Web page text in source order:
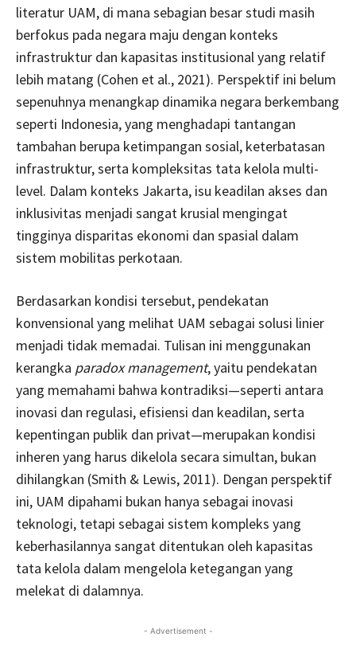
literatur UAM, di mana sebagian besar studi masih
berfokus pada negara maju dengan konteks
infrastruktur dan kapasitas institusional yang relatif
lebih matang (Cohen et al., 2021). Perspektif ini belum
sepenuhnya menangkap dinamika negara berkembang
seperti Indonesia, yang menghadapi tantangan
tambahan berupa ketimpangan sosial, keterbatasan
infrastruktur, serta kompleksitas tata kelola multi-
level. Dalam konteks Jakarta, isu keadilan akses dan
inklusivitas menjadi sangat krusial mengingat
tingginya disparitas ekonomi dan spasial dalam
sistem mobilitas perkotaan.
Berdasarkan kondisi tersebut, pendekatan
konvensional yang melihat UAM sebagai solusi linier
menjadi tidak memadai. Tulisan ini menggunakan
kerangka paradox management, yaitu pendekatan
yang memahami bahwa kontradiksi—seperti antara
inovasi dan regulasi, efisiensi dan keadilan, serta
kepentingan publik dan privat—merupakan kondisi
inheren yang harus dikelola secara simultan, bukan
dihilangkan (Smith & Lewis, 2011). Dengan perspektif
ini, UAM dipahami bukan hanya sebagai inovasi
teknologi, tetapi sebagai sistem kompleks yang
keberhasilannya sangat ditentukan oleh kapasitas
tata kelola dalam mengelola ketegangan yang
melekat di dalamnya.
- Advertisement -